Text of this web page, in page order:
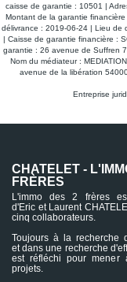
caisse de garantie : 10501 |
Montant de la garantie
délivrance : 2019-06-24 | Lieu de
| Caisse de garantie financière :
garantie : 26 avenue de Suffren
Nom du médiateur :
avenue de la libération
Entreprise
CHATELET -
FRÈRES
L'immo des 2 frères
d'Eric et Laurent
cinq collaborateurs.
Toujours à la recherche
et dans une recherche
est réfléchi pour mener
projets.